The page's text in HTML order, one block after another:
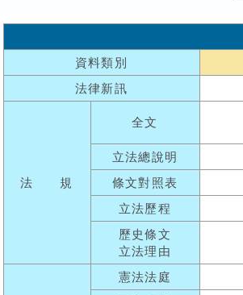
資料類別
法律新訊
法 規
全文
立法總說明
條文對照表
立法歷程
歷史條文
立法理由
憲法法庭